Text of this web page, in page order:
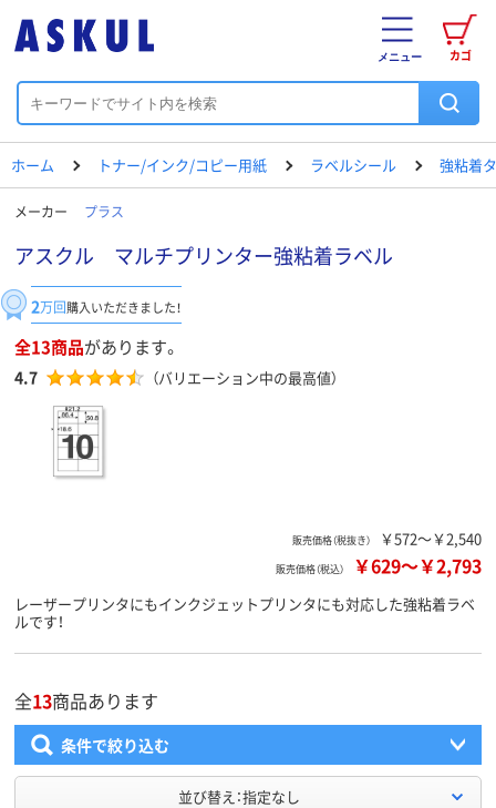
カゴ
メニュー
ホーム トナー/インク/コピー用紙 ラベルシール 強粘着
メーカー プラス
アスクル マルチプリンター強粘着ラベル
2万回購入いただきました！
全13商品があります。
4.7 （バリエーション中の最高値）
販売価格（税抜き） ￥572～￥2,540
販売価格（税込） ￥629～￥2,793
レーザープリンタにもインクジェットプリンタにも対応した強粘着ラベ
ルです！
全13商品あります
条件で絞り込む
並び替え：指定なし